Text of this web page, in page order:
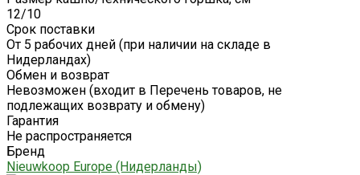
12/10
Срок поставки
От 5 рабочих дней (при наличии на складе в
Нидерландах)
Обмен и возврат
Невозможен (входит в Перечень товаров, не
подлежащих возврату и обмену)
Гарантия
Не распространяется
Бренд
Nieuwkoop Europe (Нидерланды)